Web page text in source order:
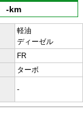
-km
軽油
ディーゼル
FR
ターボ
-